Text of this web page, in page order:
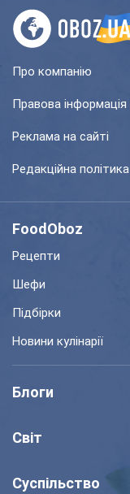
Про компанію
Правова інформація
Реклама на сайті
Редакційна політика
FoodOboz
Рецепти
Шефи
Підбірки
Новини кулінарії
Блоги
Світ
Суспільство